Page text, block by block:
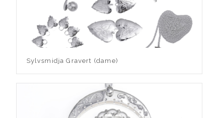
Sylvsmidja Gravert (dame)